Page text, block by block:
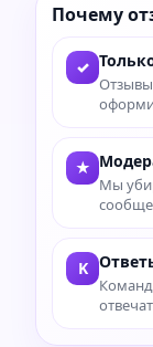
Почему
✓
★
Мы
K